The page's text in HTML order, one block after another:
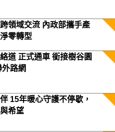
領域交流 內政部攜手產
零轉型
道 正式通車 銜接樹谷園
路網
15年暖心守護不停歇，
希望